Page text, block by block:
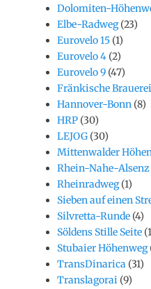
Dolomiten-
Elbe-Radweg(23)
Eurovelo 15 (1)
Eurovelo 4 (2)
Eurovelo 9 (47)
Fränkische
Hannover-Bonn (8)
HRP (30)
LEJOG (30)
Mittenwalder
Rhein-Nahe-Alsenz
Rheinradweg(1)
Sieben auf einen
Silvretta-Runde (4)
Söldens Stille Seite
Stubaier Höhenweg
TransDinarica (31)
Translagorai (9)